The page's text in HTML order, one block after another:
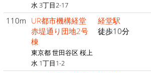
水 3丁目2-17
110m UR都市機構経堂
赤堤通り団地2号
棟
東京都 世田谷区 桜上
水 1丁目1-2
経堂駅
徒歩10分